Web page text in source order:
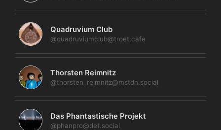
Quadruvium Club
@quadruviumclub@troet.cafe
Thorsten Reimnitz
@thorsten_reimnitz@mstdn.social
Das Phantastische Projekt
@phanpro@det.social